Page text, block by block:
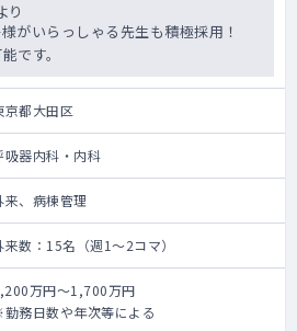
り
がいらっしゃる先生も積極採用！
です。
京都大田区
吸器内科・内科
来、病棟管理
来数：15名（週1～2コマ）
万円～1,700万円
務日数や年次等による